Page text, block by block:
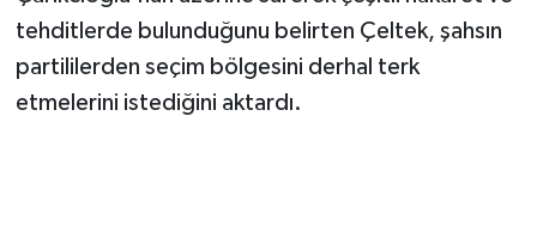
tehditlerde bulunduğunu belirten Çeltek, şahsın
partililerden seçim bölgesini derhal terk
etmelerini istediğini aktardı.